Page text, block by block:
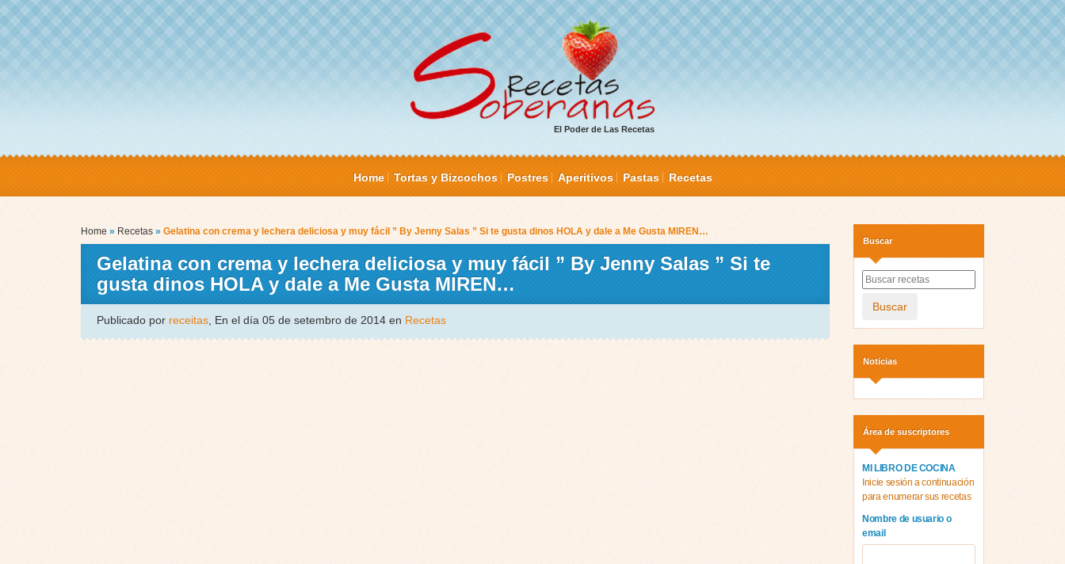
El Poder de Las Recetas
Home Tortas y Bizcochos Postres Aperitivos Pastas Recetas
Home » Recetas » Gelatina con crema y lechera deliciosa y muy fácil ” By Jenny Salas ” Si te gusta dinos HOLA y dale a Me Gusta MIREN…
Gelatina con crema y lechera deliciosa y muy fácil ” By Jenny Salas ” Si te
gusta dinos HOLA y dale a Me Gusta MIREN…
Publicado por receitas , En el día 05 de setembro de 2014 en Recetas
Buscar
Buscar
Noticias
Área de suscriptores
MI LIBRO DE COCINA
Inicie sesión a continuación
para enumerar sus recetas
Nombre de usuario o
email